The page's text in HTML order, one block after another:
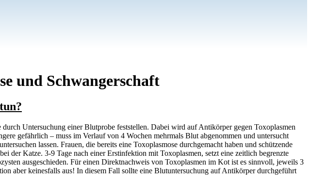
und Schwangerschaft
Untersuchung einer Blutprobe feststellen. Dabei wird auf Antikörper gegen Toxoplasmen
gefährlich – muss im Verlauf von 4 Wochen mehrmals Blut abgenommen und untersucht
lassen. Frauen, die bereits eine Toxoplasmose durchgemacht haben und schützende
der Katze. 3-9 Tage nach einer Erstinfektion mit Toxoplasmen, setzt eine zeitlich begrenzte
ausgeschieden. Für einen Direktnachweis von Toxoplasmen im Kot ist es sinnvoll, jeweils 3
aber keinesfalls aus! In diesem Fall sollte eine Blutuntersuchung auf Antikörper durchgeführt